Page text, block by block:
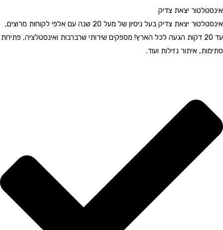
אינסטלטור יצאת צדיק
אינסטלטור יצאת צדיק בעל ניסיון של מעל 20 שנה עם אלפי לקוחות מרוצים,
עד 20 דקות הגעה לכל הארץ! מספקים שירותי שרברבות ואינסטלציה, פתיחת
סתימות, איתור נזילות ועוד.